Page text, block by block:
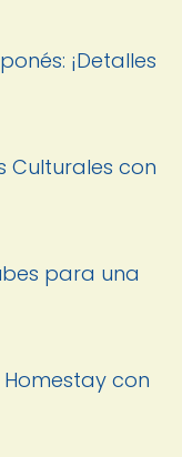
¡Detalles
Culturales con
para una
Homestay con